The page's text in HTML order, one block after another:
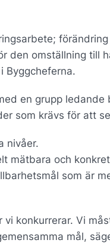
den omställning till
Byggcheferna.
en grupp
som krävs för att
nivåer.
mätbara och
som är
konkurrerar. Vi
mål,